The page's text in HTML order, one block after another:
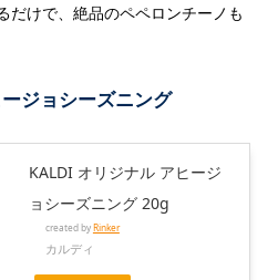
だけで、絶品のペペロンチーノも
ジョシーズニング
KALDI オリジナル アヒージ
ョシーズニング 20g
created byRinker
カルディ